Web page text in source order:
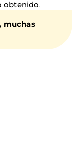
obtenido.
muchas